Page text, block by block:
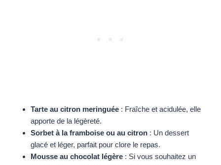
Tarte au citron meringuée : Fraîche et acidulée, elle
apporte de la légèreté.
Sorbet à la framboise ou au citron : Un dessert
glacé et léger, parfait pour clore le repas.
Mousse au chocolat légère : Si vous souhaitez un